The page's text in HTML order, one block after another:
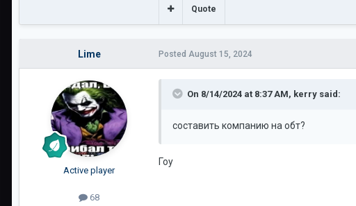
Quote
Lime
Active player
68
Posted August 15, 2024
On 8/14/2024 at 8:37 AM, kerry said:
составить компанию на обт?
Гоу